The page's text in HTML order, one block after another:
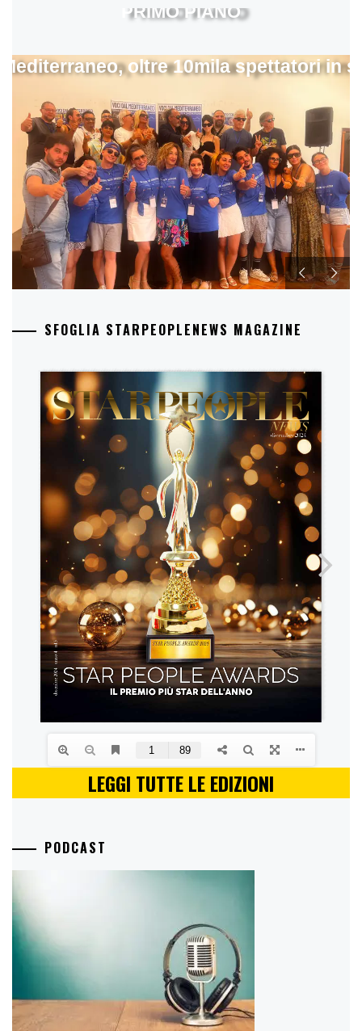
oltre 10mila spettatori in
PRIMO PIANO
SFOGLIA STARPEOPLENEWS MAGAZINE
LEGGI TUTTE LE EDIZIONI
PODCAST